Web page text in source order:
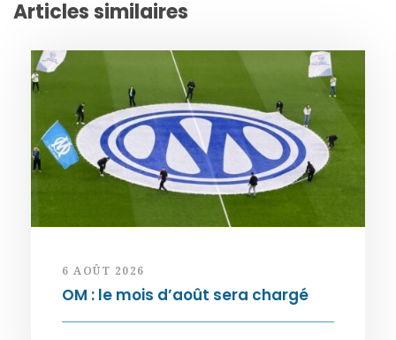
Articles similaires
6 AOÛT 2026
OM : le mois d’août sera chargé